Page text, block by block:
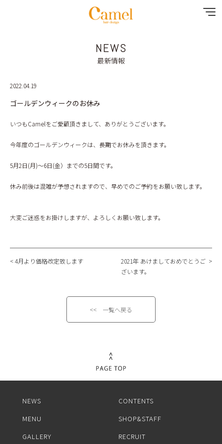
MENU
SHOP&STAFF
NEWS
最新情報
2022.04.19
ゴールデンウィークのお休み
いつもCamelをご愛顧頂きまして、ありがとうございます。
今年度のゴールデンウィークは、長期でお休みを頂きます。
5月2日(月)〜6日(金）までの5日間です。
休み前後は混雑が予想されますので、早めでのご予約をお願い致します。
大変ご迷惑をお掛けしますが、よろしくお願い致します。
4月より価格改定致します
2021年 あけましておめでとうご
ざいます。
<< 一覧へ戻る
NEWS
CONTENTS
MENU
SHOP&STAFF
GALLERY
RECRUIT